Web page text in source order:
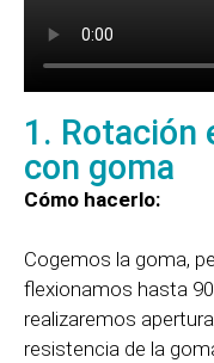
1. Rotación
con goma
Cómo hacerlo:
Cogemos la goma,
flexionamos hasta
realizaremos
resistencia de la